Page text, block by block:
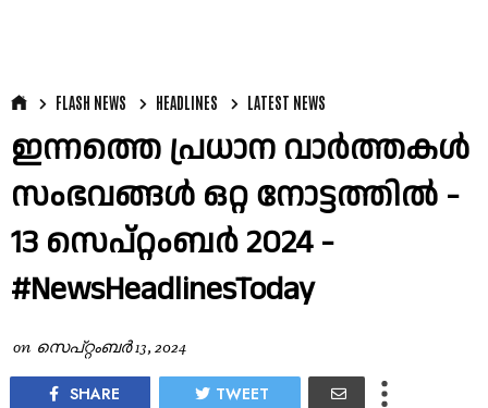
FLASH NEWS HEADLINES LATEST NEWS
ഇന്നത്തെ പ്രധാന വാർത്തകൾ
സംഭവങ്ങൾ ഒറ്റ നോട്ടത്തിൽ -
13 സെപ്റ്റംബർ 2024 -
#NewsHeadlinesToday
on സെപ്റ്റംബർ 13, 2024
SHARE TWEET